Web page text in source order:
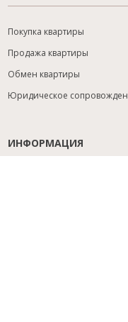
Покупка квартиры
Продажа квартиры
Обмен квартиры
Юридическое
ИНФОРМАЦИЯ